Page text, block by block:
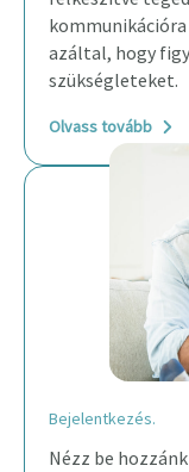
azáltal, hogy
szükségleteket.
Olvass tovább
Bejelentkezés.
Nézz be